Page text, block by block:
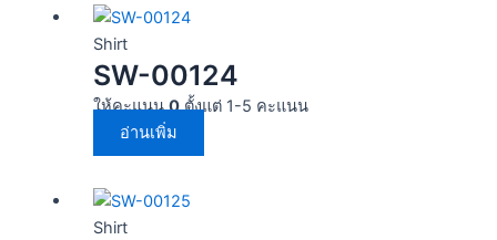
Shirt
SW-00124
ให้คะแนน0ตั้งแต่ 1-5 คะแนน
อ่านเพิ่ม
Shirt